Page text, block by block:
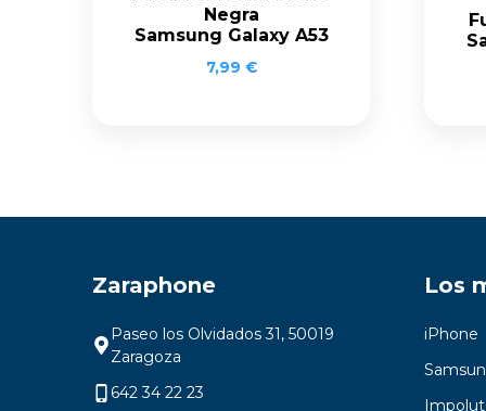
Negra
Samsung Galaxy A53
7,99 €
Zaraphone
Paseo los Olvidados 31, 50019
Zaragoza
642 34 22 23
Los
iPhone